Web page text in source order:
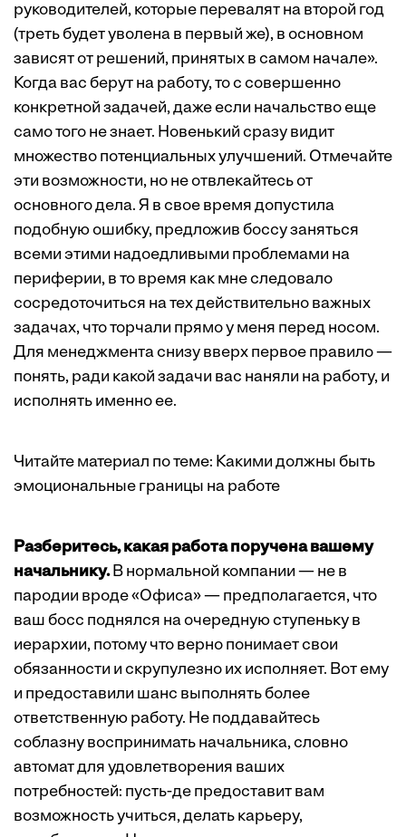
руководителей, которые перевалят на второй год
(треть будет уволена в первый же), в основном
зависят от решений, принятых в самом начале».
Когда вас берут на работу, то с совершенно
конкретной задачей, даже если начальство еще
само того не знает. Новенький сразу видит
множество потенциальных улучшений. Отмечайте
эти возможности, но не отвлекайтесь от
основного дела. Я в свое время допустила
подобную ошибку, предложив боссу заняться
всеми этими надоедливыми проблемами на
периферии, в то время как мне следовало
сосредоточиться на тех действительно важных
задачах, что торчали прямо у меня перед носом.
Для менеджмента снизу вверх первое правило —
понять, ради какой задачи вас наняли на работу, и
исполнять именно ее.
Читайте материал по теме: Какими должны быть
эмоциональные границы на работе
Разберитесь, какая работа поручена вашему
начальнику.В нормальной компании — не в
пародии вроде «Офиса» — предполагается, что
ваш босс поднялся на очередную ступеньку в
иерархии, потому что верно понимает свои
обязанности и скрупулезно их исполняет. Вот ему
и предоставили шанс выполнять более
ответственную работу. Не поддавайтесь
соблазну воспринимать начальника, словно
автомат для удовлетворения ваших
потребностей: пусть-де предоставит вам
возможность учиться, делать карьеру,